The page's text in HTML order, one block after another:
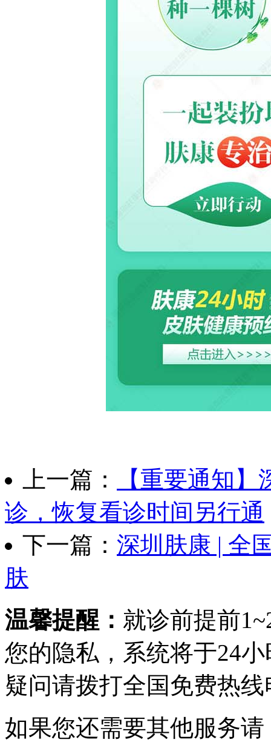
上一篇：
【重要通知
诊，恢复看诊时间另行通
下一篇： 深圳肤康 | 全
肤
温馨提醒： 就诊前提前
您的隐私，系统将于24
疑问请拨打全国免费热线
如果您还需要其他服务